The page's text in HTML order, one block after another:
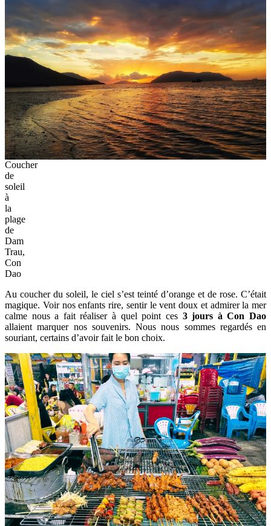
Coucher
de
soleil
à
la
plage
de
Dam
Trau,
Con
Dao
Au coucher du soleil, le ciel s’est teinté d’orange et de rose. C’était
magique. Voir nos enfants rire, sentir le vent doux et admirer la mer
calme nous a fait réaliser à quel point ces 3 jours à Con Dao
allaient marquer nos souvenirs. Nous nous sommes regardés en
souriant, certains d’avoir fait le bon choix.